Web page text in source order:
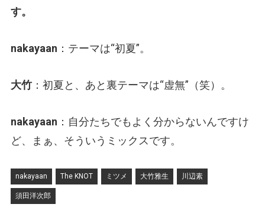
す。
nakayaan ：テーマは“初夏”。
大竹 ：初夏と、あと裏テーマは“虚無”（笑）。
nakayaan ：自分たちでもよく分からないんですけ
ど、まぁ、そういうミックスです。
nakayaan The KNOT ミツメ 大竹雅生 川辺素
須田洋次郎